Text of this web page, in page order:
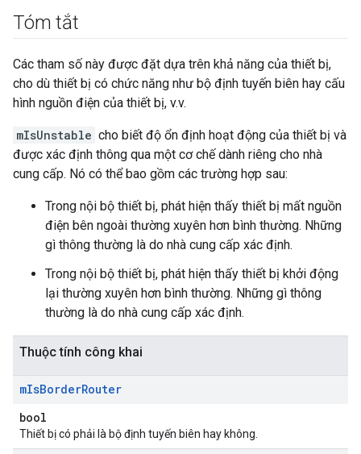
Tóm tắt
Các tham số này được đặt dựa trên khả năng của thiết bị,
cho dù thiết bị có chức năng như bộ định tuyến biên hay cấu
hình nguồn điện của thiết bị, v.v.
mIsUnstable cho biết độ ổn định hoạt động của thiết bị và
được xác định thông qua một cơ chế dành riêng cho nhà
cung cấp. Nó có thể bao gồm các trường hợp sau:
Trong nội bộ thiết bị, phát hiện thấy thiết bị mất nguồn
điện bên ngoài thường xuyên hơn bình thường. Những
gì thông thường là do nhà cung cấp xác định.
Trong nội bộ thiết bị, phát hiện thấy thiết bị khởi động
lại thường xuyên hơn bình thường. Những gì thông
thường là do nhà cung cấp xác định.
Thuộc tính công khai
mIsBorderRouter
bool
Thiết bị có phải là bộ định tuyến biên hay không.